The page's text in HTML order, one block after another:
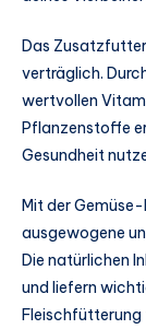
Das
verträglich.
wertvollen
Pflanzenstoffe
Gesundheit
Mit der
ausgewogene
Die natürlichen
und liefern
Fleischfütterung